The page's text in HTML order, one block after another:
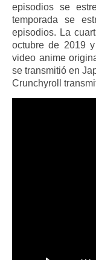
episodios se
temporada se
episodios. La
octubre de 2019
video anime
se transmitió en
Crunchyroll